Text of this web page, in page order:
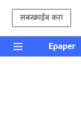
सबस्क्राईब करा
Epaper